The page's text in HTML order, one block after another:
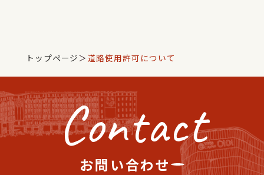
トップページ＞ 道路使用許可について
Contact
お問い合わせ